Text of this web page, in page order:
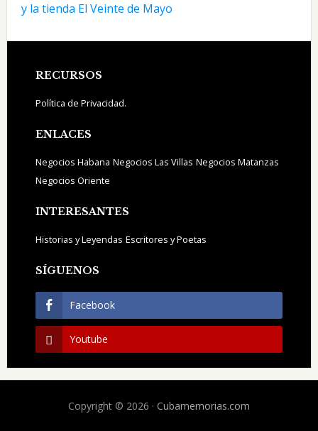
y la tienda El Veinte de Mayo
Footer
RECURSOS
Política de Privacidad.
ENLACES
Negocios Habana Negocios Las Villas Negocios Matanzas
Negocios Oriente
INTERESANTES
Historias y Leyendas Escritores y Poetas
SÍGUENOS
Facebook
Youtube
Copyright © 2026 · Cubamemorias.com